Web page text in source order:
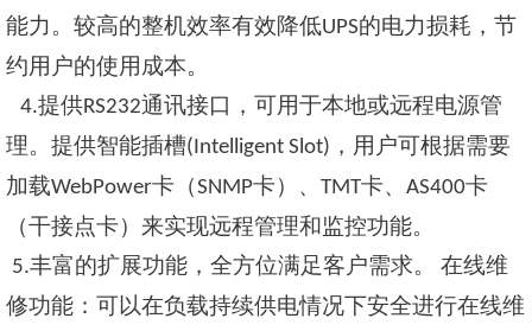
能力。较高的整机效率有效降低UPS的电力损耗，节
约用户的使用成本。
4.提供RS232通讯接口，可用于本地或远程电源管
理。提供智能插槽(Intelligent Slot) ，用户可根据需要
加载WebPower卡（SNMP卡）、 TMT卡、 AS400卡
（干接点卡）来实现远程管理和监控功能。
5.丰富的扩展功能，全方位满足客户需求。
在线维
修功能：可以在负载持续供电情况下安全进行在线维